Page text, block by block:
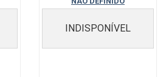
INDISPONÍVEL